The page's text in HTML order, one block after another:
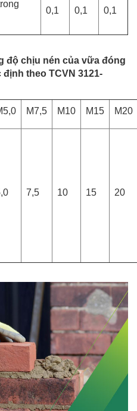
0,1 0,1 0,1
độ chịu nén của vữa đóng
theo TCVN 3121-
M7,5 M10 M15 M20
7,5 10 15 20